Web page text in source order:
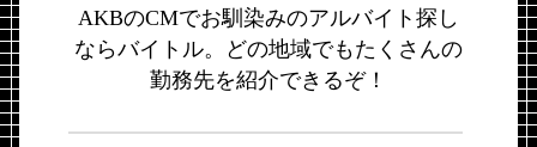
AKBのCMでお馴染みのアルバイト探し
ならバイトル。どの地域でもたくさんの
勤務先を紹介できるぞ！